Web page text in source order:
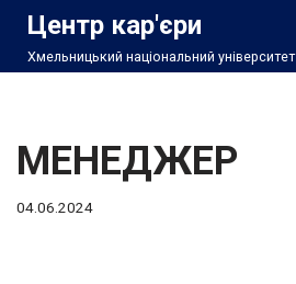
Перейти
Центр кар'єри
Хмельницький національний університет
МЕНЕДЖЕР
04.06.2024